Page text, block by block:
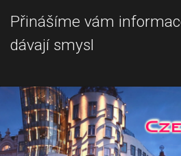
Přinášíme vám
dávají smysl